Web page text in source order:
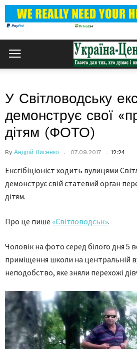
У Світловодську
демонструє свої
дітям (ФОТО)
By Андрій Лисенко 07.09.2017 12:24
Ексгібіціоніст ходить вулицями
демонструє свій статевий орган
дітям.
Про це пише «Світловодськ».
Чоловік на фото серед білого дня 5
приміщення школи на центральній
неподобство, яке зняли перехожі